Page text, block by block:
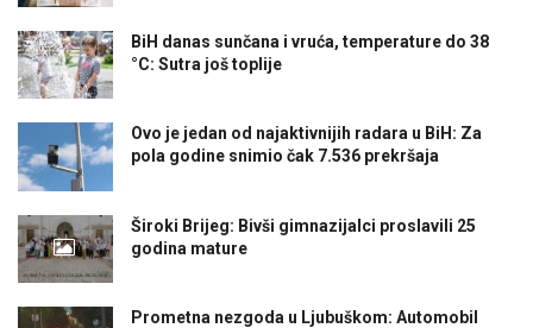
BiH danas sunčana i vruća, temperature do 38
°C: Sutra još toplije
Ovo je jedan od najaktivnijih radara u BiH: Za
pola godine snimio čak 7.536 prekršaja
Široki Brijeg: Bivši gimnazijalci proslavili 25
godina mature
Prometna nezgoda u Ljubuškom: Automobil